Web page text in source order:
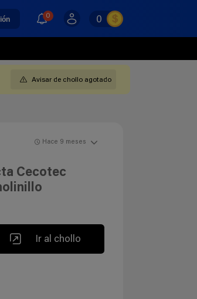
0 0
Avisar de chollo agotado
Hace 9 meses
Cecotec
Ir al chollo